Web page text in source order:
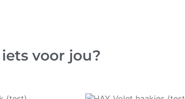
voor jou?